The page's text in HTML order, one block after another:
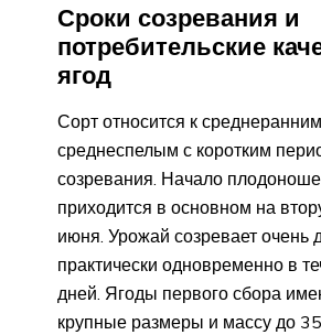
Сроки созревания и
потребительские
ягод
Сорт относится к
среднеспелым с коротким
созревания. Начало
приходится в основном на
июня. Урожай созревает очень
практически одновременно в
дней. Ягоды первого сбора
крупные размеры и массу до